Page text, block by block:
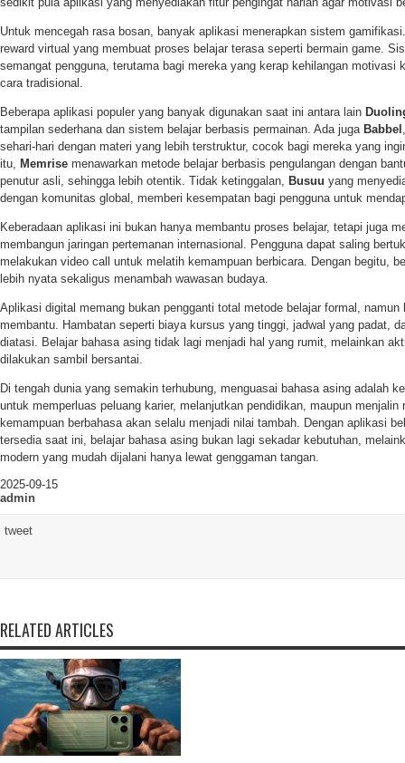
Untuk mencegah rasa bosan, banyak aplikasi menerapkan sistem
reward virtual yang membuat proses belajar terasa seperti bermain game.
semangat pengguna, terutama bagi mereka yang kerap kehilangan motivasi
cara tradisional.
Beberapa aplikasi populer yang banyak digunakan saat ini antara lain
tampilan sederhana dan sistem belajar berbasis permainan. Ada juga Babbel
sehari-hari dengan materi yang lebih terstruktur, cocok bagi mereka yang
itu, Memrise menawarkan metode belajar berbasis pengulangan dengan
penutur asli, sehingga lebih otentik. Tidak ketinggalan, Busuu yang
dengan komunitas global, memberi kesempatan bagi pengguna untuk
Keberadaan aplikasi ini bukan hanya membantu proses belajar, tetapi juga
membangun jaringan pertemanan internasional. Pengguna dapat saling
melakukan video call untuk melatih kemampuan berbicara. Dengan begitu,
lebih nyata sekaligus menambah wawasan budaya.
Aplikasi digital memang bukan pengganti total metode belajar formal, namun
membantu. Hambatan seperti biaya kursus yang tinggi, jadwal yang padat,
diatasi. Belajar bahasa asing tidak lagi menjadi hal yang rumit, melainkan
dilakukan sambil bersantai.
Di tengah dunia yang semakin terhubung, menguasai bahasa asing adalah
untuk memperluas peluang karier, melanjutkan pendidikan, maupun menjalin
kemampuan berbahasa akan selalu menjadi nilai tambah. Dengan aplikasi
tersedia saat ini, belajar bahasa asing bukan lagi sekadar kebutuhan,
modern yang mudah dijalani hanya lewat genggaman tangan.
2025-09-15
admin
tweet
RELATED ARTICLES